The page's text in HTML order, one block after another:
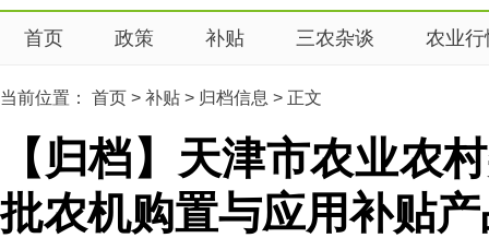
首页 政策 补贴 三农杂谈 农业行
当前位置： 首页 > 补贴 > 归档信息 > 正文
【归档】天津市农业农
批农机购置与应用补贴